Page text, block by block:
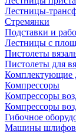
Лестницы-
Стремянки
Подставки и
Лестницы с
Пистолеты
Пистолеты для
Комплектующие
Компрессоры
Компрессоры
Компрессоры
Гибочное
Машины